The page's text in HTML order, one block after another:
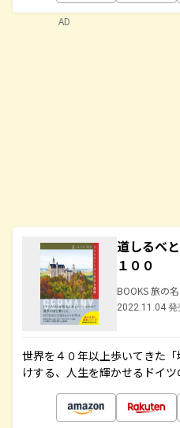
道しるべ
１００
BOOKS 旅の
2022.11.04 発
世界を４０年以上歩いてきた
けする、人生を輝かせるドイ
AD